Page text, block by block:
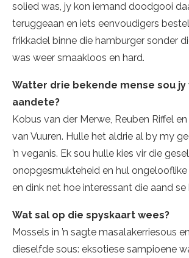
solied was, jy kon iemand doodgooi
teruggeaan en iets eenvoudigers
frikkadel binne die hamburger sonder
was weer smaakloos en hard.
Watter drie bekende mense sou jy
aandete?
Kobus van der Merwe, Reuben Riffel
van Vuuren. Hulle het aldrie al by my
’n veganis. Ek sou hulle kies vir die
onopgesmukteheid en hul
en dink net hoe interessant die aand se
Wat sal op die spyskaart wees?
Mossels in ’n sagte masalakerriesous
dieselfde sous: eksotiese sampioene